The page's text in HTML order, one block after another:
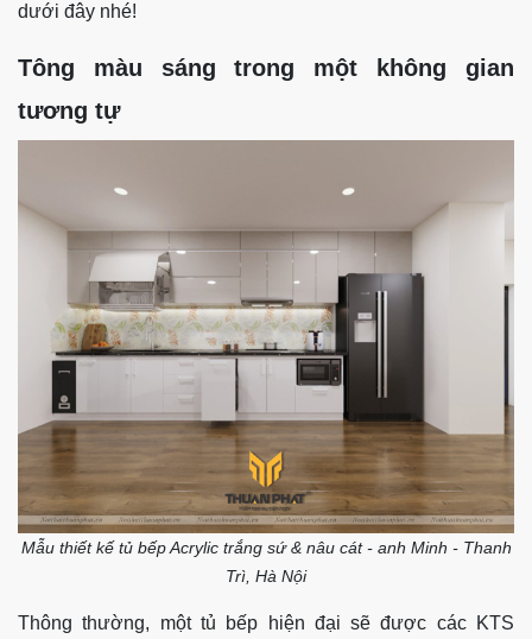
dưới đây nhé!
Tông màu sáng trong một không gian
tương tự
Mẫu thiết kế tủ bếp Acrylic trắng sứ & nâu cát - anh Minh - Thanh
Trì, Hà Nội
Thông thường, một tủ bếp hiện đại sẽ được các KTS